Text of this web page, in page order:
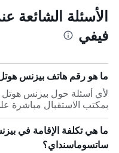
الأسئلة الشائعة
فيفي
ما هو رقم هاتف بيزنس
لأي أسئلة حول بيزنس
بمكتب الاستقبال مباشرة على +81 996
ما هي تكلفة الإقامة في
ساتسوماسنداي؟